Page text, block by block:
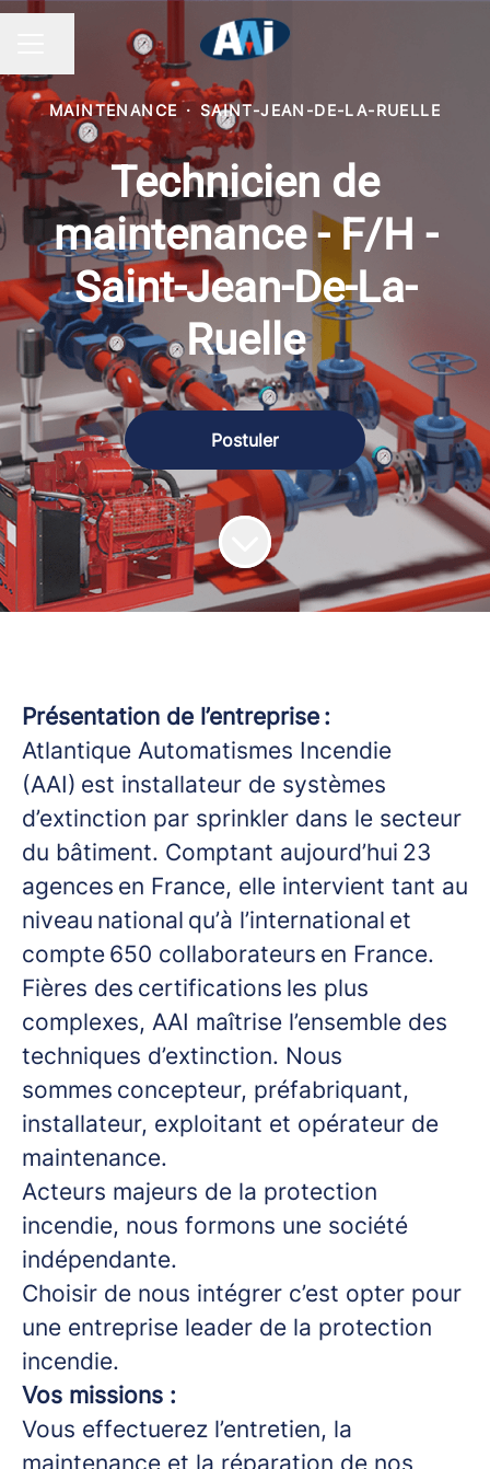
MENU CARRIÈRE
Partager la page
MAINTENANCE · SAINT-JEAN-DE-LA-RUELLE
Technicien de
maintenance - F/H -
Saint-Jean-De-La-
Ruelle
Postuler
Présentation de l’entreprise :
Atlantique Automatismes Incendie
(AAI) est installateur de systèmes
d’extinction par sprinkler dans le secteur
du bâtiment. Comptant aujourd’hui 23
agences en France, elle intervient tant au
niveau national qu’à l’international et
compte 650 collaborateurs en France.
Fières des certifications les plus
complexes, AAI maîtrise l’ensemble des
techniques d’extinction. Nous
sommes concepteur, préfabriquant,
installateur, exploitant et opérateur de
maintenance.
Acteurs majeurs de la protection
incendie, nous formons une société
indépendante.
Choisir de nous intégrer c’est opter pour
une entreprise leader de la protection
incendie.
Vos missions :
Vous effectuerez l’entretien, la
maintenance et la réparation de nos